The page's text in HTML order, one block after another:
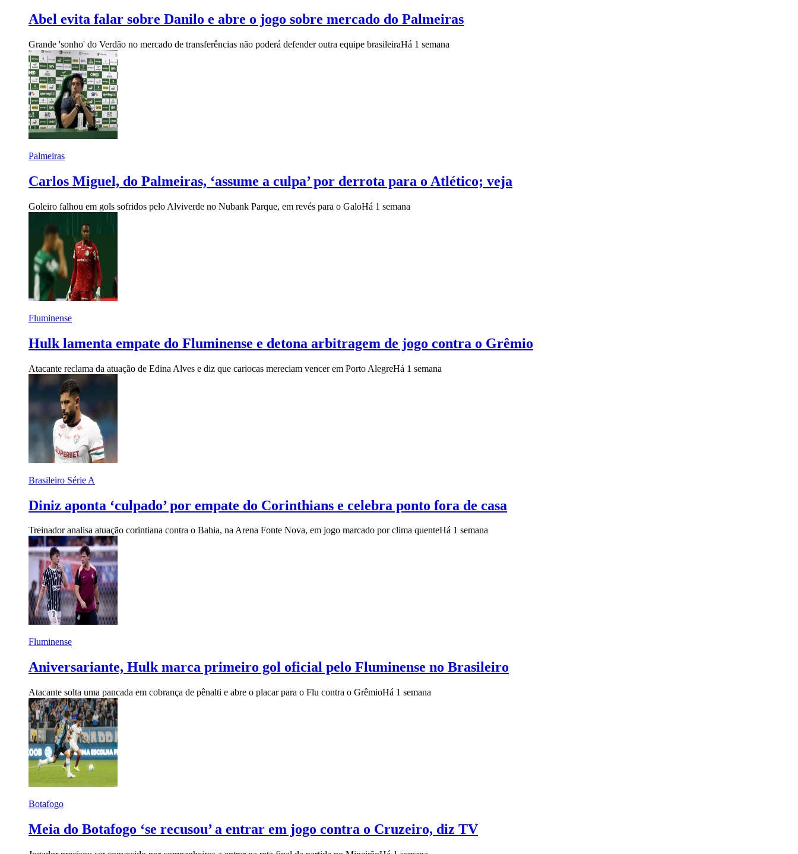
Abel evita falar sobre Danilo e abre o jogo sobre mercado do Palmeiras
Grande 'sonho' do Verdão no mercado de transferências não poderá defender outra equipe brasileiraHá 1 semana
Palmeiras
Carlos Miguel, do Palmeiras, ‘assume a culpa’ por derrota para o Atlético; veja
Goleiro falhou em gols sofridos pelo Alviverde no Nubank Parque, em revés para o GaloHá 1 semana
Fluminense
Hulk lamenta empate do Fluminense e detona arbitragem de jogo contra o Grêmio
Atacante reclama da atuação de Edina Alves e diz que cariocas mereciam vencer em Porto AlegreHá 1 semana
Brasileiro Série A
Diniz aponta ‘culpado’ por empate do Corinthians e celebra ponto fora de casa
Treinador analisa atuação corintiana contra o Bahia, na Arena Fonte Nova, em jogo marcado por clima quenteHá 1 semana
Fluminense
Aniversariante, Hulk marca primeiro gol oficial pelo Fluminense no Brasileiro
Atacante solta uma pancada em cobrança de pênalti e abre o placar para o Flu contra o GrêmioHá 1 semana
Botafogo
Meia do Botafogo ‘se recusou’ a entrar em jogo contra o Cruzeiro, diz TV